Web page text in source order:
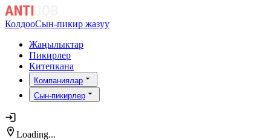
КолдооСын-пикир жазуу
Жаңылыктар
Пикирлер
Китепкана
Компаниялар
Сын-пикирлер
Loading...